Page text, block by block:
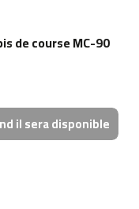
de course MC-90
il sera disponible